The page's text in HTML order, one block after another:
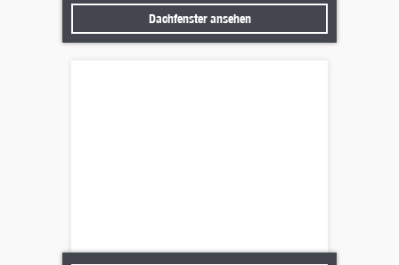
Dachfenster ansehen
Dachfenster ansehen